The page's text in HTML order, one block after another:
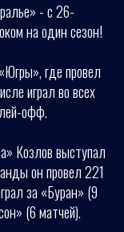
- с 26-
на один сезон!
где провел
играл во всех
офф.
Козлов выступал
он провел 221
за «Буран» (9
(6 матчей).